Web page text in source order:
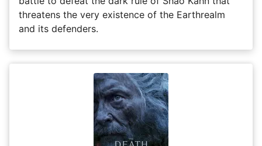
threatens the very existence of the Earthrealm
and its defenders.